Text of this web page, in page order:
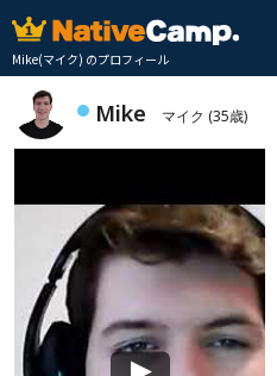
Mike(マイク) のプロフィール
Mike マイク (35歳)